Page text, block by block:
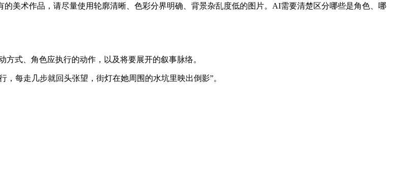
美术作品，请尽量使用轮廓清晰、色彩分界明确、背景杂乱度低的图片。AI需要清楚区分哪些是角色、哪
式、角色应执行的动作，以及将要展开的叙事脉络。
每走几步就回头张望，街灯在她周围的水坑里映出倒影”。